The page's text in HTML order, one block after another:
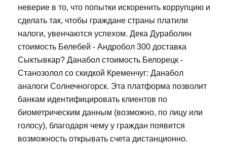
неверие в то, что попытки искоренить коррупцию и
сделать так, чтобы граждане страны платили
налоги, увенчаются успехом. Дека Дураболин
стоимость Белебей - Андробол 300 доставка
Сыктывкар? Данабол стоимость Белорецк -
Станозолол со скидкой Кременчуг: Данабол
аналоги Солнечногорск. Эта платформа позволит
банкам идентифицировать клиентов по
биометрическим данным (возможно, по лицу или
голосу), благодаря чему у граждан появится
возможность открывать счета дистанционно.